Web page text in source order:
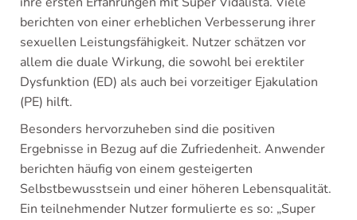
berichten von einer erheblichen Verbesserung ihrer
sexuellen Leistungsfähigkeit. Nutzer schätzen vor
allem die duale Wirkung, die sowohl bei erektiler
Dysfunktion (ED) als auch bei vorzeitiger Ejakulation
(PE) hilft.
Besonders hervorzuheben sind die positiven
Ergebnisse in Bezug auf die Zufriedenheit. Anwender
berichten häufig von einem gesteigerten
Selbstbewusstsein und einer höheren Lebensqualität.
Ein teilnehmender Nutzer formulierte es so: „Super